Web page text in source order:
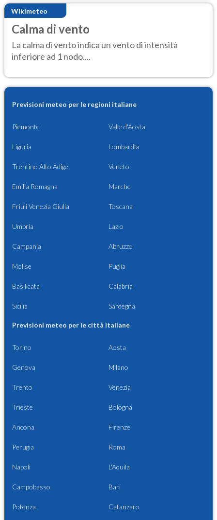
Wikimeteo
Calma di vento
La calma di vento indica un vento di intensità
inferiore ad 1 nodo....
Previsioni meteo per le regioni italiane
Piemonte Valle d'Aosta
Liguria Lombardia
Trentino Alto Adige Veneto
Emilia Romagna Marche
Friuli Venezia Giulia Toscana
Umbria Lazio
Campania Abruzzo
Molise Puglia
Basilicata Calabria
Sicilia Sardegna
Previsioni meteo per le città italiane
Torino Aosta
Genova Milano
Trento Venezia
Trieste Bologna
Ancona Firenze
Perugia Roma
Napoli L'Aquila
Campobasso Bari
Potenza Catanzaro